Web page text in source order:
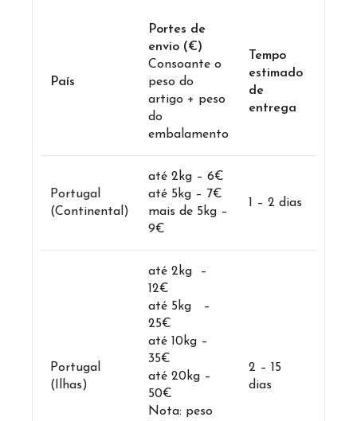
País
Portes de
envio (€)
Consoante o
peso do
artigo + peso
do
embalamento
Tempo
estimado
de
entrega
Portugal
(Continental)
até 2kg – 6€
até 5kg – 7€
mais de 5kg –
9€
1 – 2 dias
Portugal
(Ilhas)
até 2kg –
12€
até 5kg –
25€
até 10kg –
35€
até 20kg –
50€
Nota: peso
2 – 15
dias